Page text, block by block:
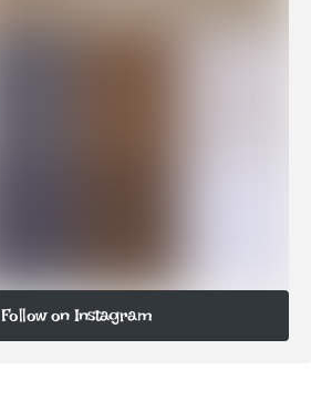
Follow on Instagram
Follow on Instagram